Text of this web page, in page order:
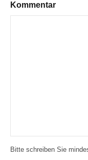
Kommentar
Bitte schreiben Sie